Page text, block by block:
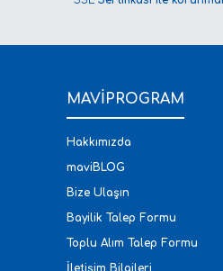
MAVİPROGRAM
Hakkımızda
maviBLOG
Bize Ulaşın
Bayilik Talep Formu
Toplu Alım Talep Formu
İletişim Bilgileri